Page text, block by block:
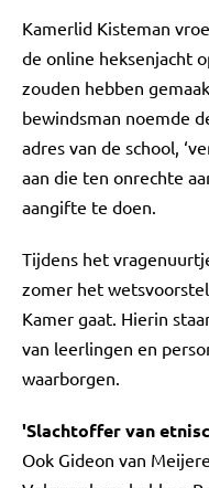
Kamerlid Kisteman
de online heksenjacht
zouden hebben
bewindsman noemde
adres van de school,
aan die ten onrechte
aangifte te doen.
Tijdens het
zomer het
Kamer gaat. Hierin
van leerlingen en
waarborgen.
'Slachtoffer van
Ook Gideon van